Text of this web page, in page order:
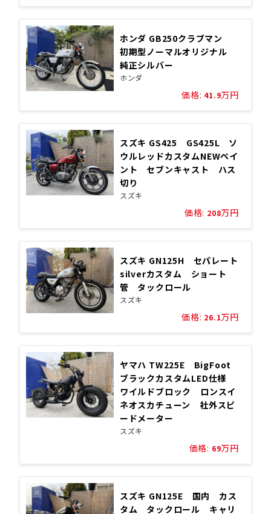
ホンダ GB250クラブマン
初期型ノーマルオリジナル
純正シルバー
ホンダ
価格: 41.9万円
スズキ GS425 GS425L ソ
ウルレッドカスタムNEWペイ
ント セブンキャスト ハス
切り
スズキ
価格: 208万円
スズキ GN125H セパレート
silverカスタム ショート
管 タックロール
スズキ
価格: 26.1万円
ヤマハ TW225E BigFoot
ブラックカスタムLED仕様
ワイルドブロック ロンスイ
ネオスカチューン 社外スピ
ードメーター
スズキ
価格: 69万円
スズキ GN125E 国内 カス
タム タックロール キャリ